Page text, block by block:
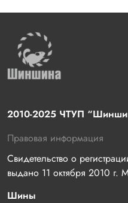
2010-2025 ЧТУП
Правовая информация
Свидетельство о
выдано 11 октября 2010 г.
Шины